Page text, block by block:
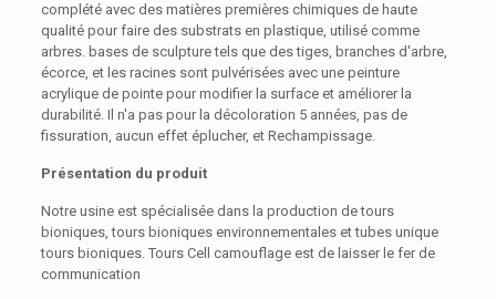
complété avec des matières premières chimiques de haute
qualité pour faire des substrats en plastique, utilisé comme
arbres. bases de sculpture tels que des tiges, branches d'arbre,
écorce, et les racines sont pulvérisées avec une peinture
acrylique de pointe pour modifier la surface et améliorer la
durabilité. Il n'a pas pour la décoloration 5 années, pas de
fissuration, aucun effet éplucher, et Rechampissage.
Présentation du produit
Notre usine est spécialisée dans la production de tours
bioniques, tours bioniques environnementales et tubes unique
tours bioniques. Tours Cell camouflage est de laisser le fer de
communication